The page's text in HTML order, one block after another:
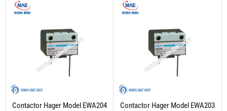
Contactor Hager Model EWA204
Contactor Hager Model EWA203